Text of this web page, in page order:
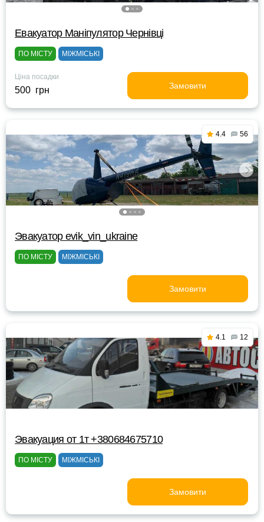
Евакуатор Маніпулятор Чернівці
ПО МІСТУ МІЖМІСЬКІ
Ціна посадки
500 грн Замовити
4.4 56
Эвакуатор evik_vin_ukraine
ПО МІСТУ МІЖМІСЬКІ
Замовити
4.1 12
Эвакуация от 1т +380684675710
ПО МІСТУ МІЖМІСЬКІ
Замовити